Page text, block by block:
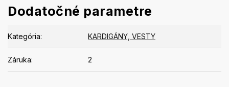
Dodatočné parametre
Kategória: KARDIGÁNY, VESTY
Záruka: 2